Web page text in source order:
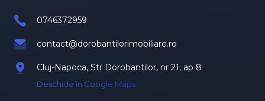
0746372959
contact@dorobantilorimobiliare.ro
Cluj-Napoca, Str Dorobantilor, nr 21, ap 8
Deschide în Google Maps